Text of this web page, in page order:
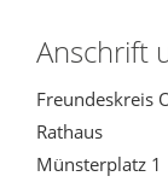
Anschrift
Freundeskreis
Rathaus
Münsterplatz 1